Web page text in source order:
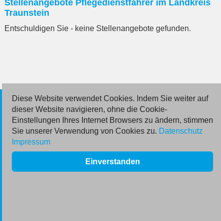
eingeben
Stellenangebote Pflegedienstfahrer im Landkreis
Traunstein
Entschuldigen Sie - keine Stellenangebote gefunden.
© 2026 Deutsche Jobmarkt GmbH
Inserieren
Kontakt
AGB
Diese Website verwendet Cookies. Indem Sie weiter auf
dieser Website navigieren, ohne die Cookie-
Einstellungen Ihres Internet Browsers zu ändern, stimmen
Sie unserer Verwendung von Cookies zu. Datenschutz
Impressum
Einverstanden